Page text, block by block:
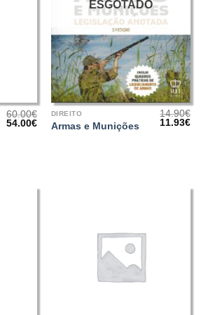
60.00€
O
54.00€O
preço
ESGOTADO
DIREITO
Armas e Munições
14.90€
O
11.93€O